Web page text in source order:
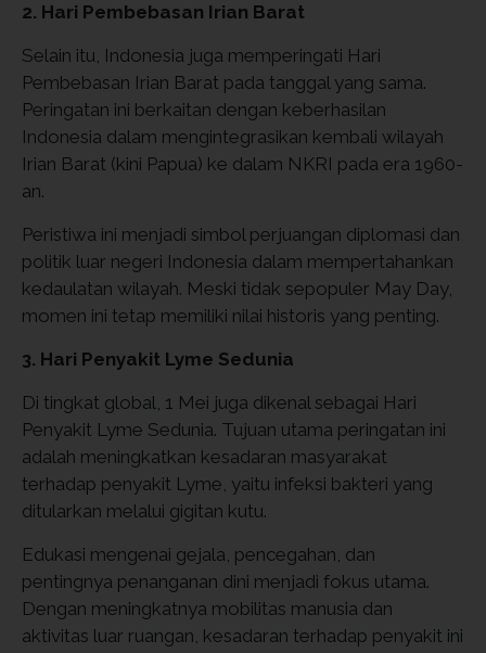
2. Hari Pembebasan Irian Barat
Selain itu, Indonesia juga memperingati Hari
Pembebasan Irian Barat pada tanggal yang sama.
Peringatan ini berkaitan dengan keberhasilan
Indonesia dalam mengintegrasikan kembali wilayah
Irian Barat (kini Papua) ke dalam NKRI pada era 1960-
an.
Peristiwa ini menjadi simbol perjuangan diplomasi dan
politik luar negeri Indonesia dalam mempertahankan
kedaulatan wilayah. Meski tidak sepopuler May Day,
momen ini tetap memiliki nilai historis yang penting.
3. Hari Penyakit Lyme Sedunia
Di tingkat global, 1 Mei juga dikenal sebagai Hari
Penyakit Lyme Sedunia. Tujuan utama peringatan ini
adalah meningkatkan kesadaran masyarakat
terhadap penyakit Lyme, yaitu infeksi bakteri yang
ditularkan melalui gigitan kutu.
Edukasi mengenai gejala, pencegahan, dan
pentingnya penanganan dini menjadi fokus utama.
Dengan meningkatnya mobilitas manusia dan
aktivitas luar ruangan, kesadaran terhadap penyakit ini